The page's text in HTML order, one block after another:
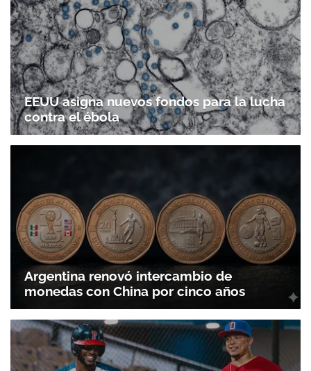
EEUU asigna nuevos fondos para la lucha
contra el ébola
Argentina renovó intercambio de
monedas con China por cinco años